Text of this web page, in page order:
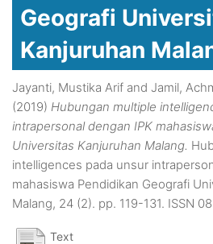
Geografi
Kanjuruhan
Jayanti, Mustika Arif and Jamil,
(2019) Hubungan multiple
intrapersonal dengan IPK
Universitas Kanjuruhan Malang.
intelligences pada unsur
mahasiswa Pendidikan Geografi
Malang, 24 (2). pp. 119-131. ISSN
Text